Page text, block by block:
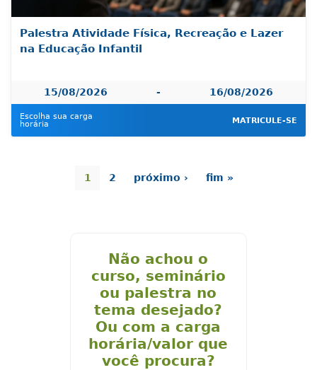
Palestra Atividade Física, Recreação e Lazer
na Educação Infantil
15/08/2026 - 16/08/2026
Escolha sua carga
horária
MATRICULE-SE
1 2 próximo › fim »
Não achou o
curso, seminário
ou palestra no
tema desejado?
Ou com a carga
horária/valor que
você procura?